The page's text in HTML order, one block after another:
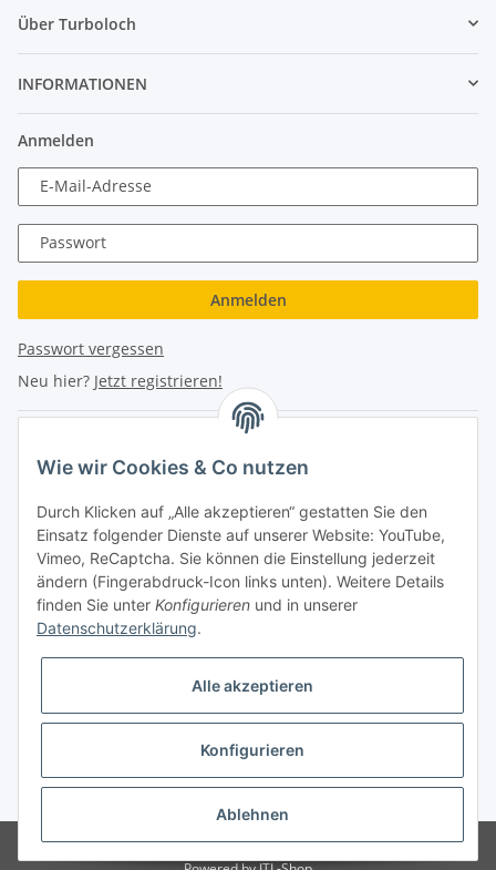
Über Turboloch
INFORMATIONEN
Anmelden
E-Mail-Adresse
Passwort
Anmelden
Passwort vergessen
Neu hier? Jetzt registrieren!
Hauptplatz 4
2870 Aspang
eMail: info@turboloch.at
Tel: +43 (0)660/1314150
Di - Fr 9-17 Uhr / Fr 9-12 Uhr
Achtung keine Abholung mehr möglich!!!
* Alle Preise inkl. gesetzlicher USt., zzgl.Versand
© Turboloch Austria e.U. Besucherzähler: 2802457
Wie wir Cookies & Co nutzen
Durch Klicken auf „Alle akzeptieren“ gestatten Sie den
Einsatz folgender Dienste auf unserer Website: YouTube,
Vimeo, ReCaptcha. Sie können die Einstellung jederzeit
ändern (Fingerabdruck-Icon links unten). Weitere Details
finden Sie unter Konfigurieren und in unserer
Datenschutzerklärung.
Alle akzeptieren
Konfigurieren
Ablehnen